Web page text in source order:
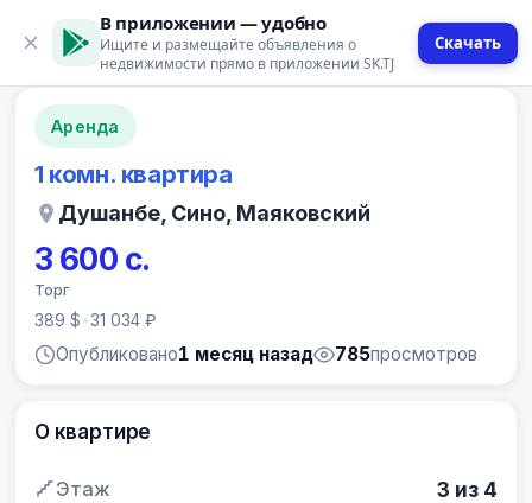
В приложении — удобно
Ищите и размещайте объявления о
недвижимости прямо в приложении SK.TJ
Скачать
12 фото
Аренда
1 комн. квартира
Душанбе, Сино, Маяковский
3 600 с.
Торг
389 $•31 034 ₽
Опубликовано1 месяц назад 785просмотров
О квартире
Этаж 3 из 4